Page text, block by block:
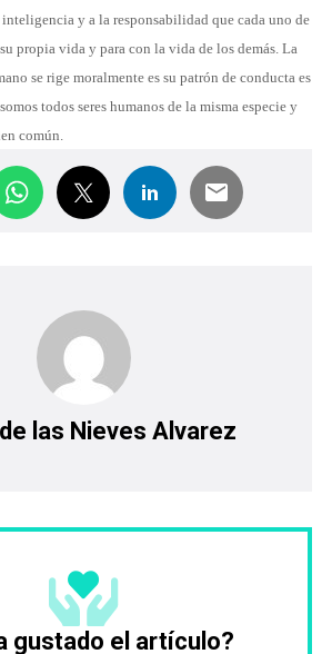
inteligencia y a la responsabilidad que cada uno de
propia vida y para con la vida de los demás. La
se rige moralmente es su patrón de conducta es
todos seres humanos de la misma especie y
común.
las Nieves Alvarez
gustado el artículo?